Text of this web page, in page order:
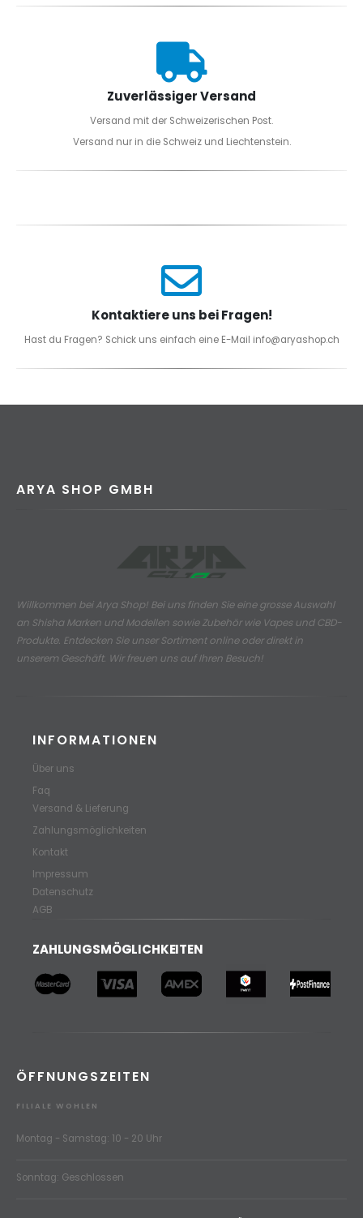
Zuverlässiger Versand
Versand mit der Schweizerischen Post.
Versand nur in die Schweiz und Liechtenstein.
Kontaktiere uns bei Fragen!
Hast du Fragen? Schick uns einfach eine E-Mail info@aryashop.ch
ARYA SHOP GMBH
Willkommen bei Arya Shop! Bei uns finden Sie eine grosse Auswahl
an Shisha Marken und Modellen sowie Zubehör wie Vapes und CBD-
Produkte. Entdecken Sie unser Sortiment online oder direkt in
unserem Geschäft. Wir freuen uns auf Ihren Besuch!
INFORMATIONEN
Über uns
Faq
Versand & Lieferung
Zahlungsmöglichkeiten
Kontakt
Impressum
Datenschutz
AGB
ZAHLUNGSMÖGLICHKEITEN
ÖFFNUNGSZEITEN
FILIALE WOHLEN
Montag - Samstag: 10 - 20 Uhr
Sonntag: Geschlossen